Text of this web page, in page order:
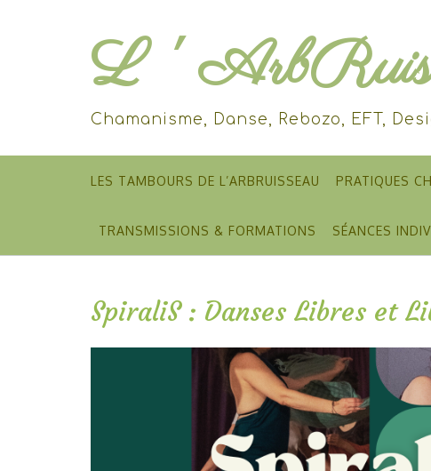
L '
Chamanisme, Danse, Rebozo, EFT,
LES TAMBOURS DE L’ARBRUISSEAU PRATIQUES
TRANSMISSIONS & FORMATIONS SÉANCES
SpiraliS : Danses Libres et